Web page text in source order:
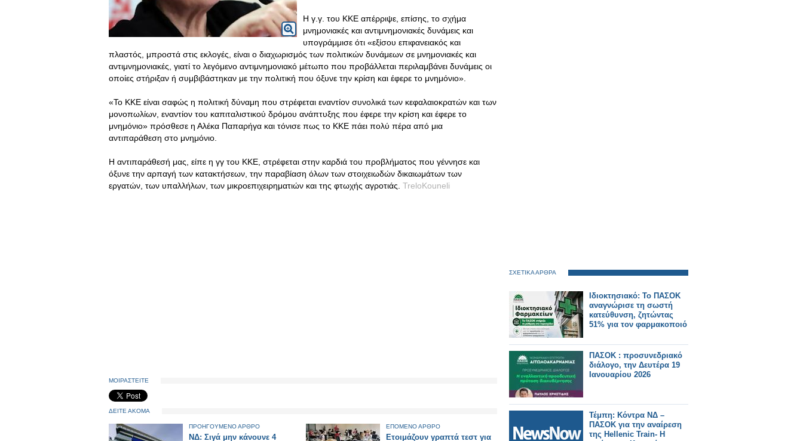
Η γ.γ. του ΚΚΕ απέρριψε, επίσης, το σχήμα
μνημονιακές και αντιμνημονιακές δυνάμεις και
υπογράμμισε ότι «εξίσου επιφανειακός και
πλαστός, μπροστά στις εκλογές, είναι ο διαχωρισμός των πολιτικών δυνάμεων σε μνημονιακές και
αντιμνημονιακές, γιατί το λεγόμενο αντιμνημονιακό μέτωπο που προβάλλεται περιλαμβάνει δυνάμεις οι
οποίες στήριξαν ή συμβιβάστηκαν με την πολιτική που όξυνε την κρίση και έφερε το μνημόνιο».
«Το ΚΚΕ είναι σαφώς η πολιτική δύναμη που στρέφεται εναντίον συνολικά των κεφαλαιοκρατών και των
μονοπωλίων, εναντίον του καπιταλιστικού δρόμου ανάπτυξης που έφερε την κρίση και έφερε το
μνημόνιο» πρόσθεσε η Αλέκα Παπαρήγα και τόνισε πως το ΚΚΕ πάει πολύ πέρα από μια
αντιπαράθεση στο μνημόνιο.
Η αντιπαράθεσή μας, είπε η γγ του ΚΚΕ, στρέφεται στην καρδιά του προβλήματος που γέννησε και
όξυνε την αρπαγή των κατακτήσεων, την παραβίαση όλων των στοιχειωδών δικαιωμάτων των
εργατών, των υπαλλήλων, των μικροεπιχειρηματιών και της φτωχής αγροτιάς. TreloKouneli
ΜΟΙΡΑΣΤΕΙΤΕ
ΔΕΙΤΕ ΑΚΟΜΑ
ΠΡΟΗΓΟΥΜΕΝΟ ΑΡΘΡΟ
ΝΔ: Σιγά μην κάνουνε 4
ΕΠΟΜΕΝΟ ΑΡΘΡΟ
Ετοιμάζουν γραπτά τεστ για
ΣΧΕΤΙΚΑ ΑΡΘΡΑ
Ιδιοκτησιακό: Το ΠΑΣΟΚ
αναγνώρισε τη σωστή
κατεύθυνση, ζητώντας
51% για τον φαρμακοποιό
ΠΑΣΟΚ : προσυνεδριακό
διάλογο, την Δευτέρα 19
Ιανουαρίου 2026
Τέμπη: Κόντρα ΝΔ –
ΠΑΣΟΚ για την αναίρεση
της Hellenic Train- Η